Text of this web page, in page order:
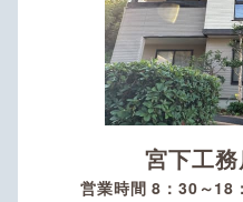
宮下工
営業時間 8：30～18